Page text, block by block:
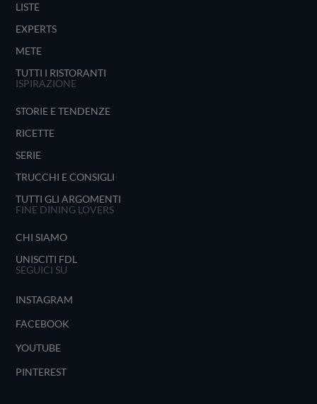
LISTE
EXPERTS
METE
TUTTI I RISTORANTI
ISPIRAZIONE
STORIE E TENDENZE
RICETTE
SERIE
TRUCCHI E CONSIGLI
TUTTI GLI ARGOMENTI
FINE DINING LOVERS
CHI SIAMO
UNISCITI FDL
SEGUICI SU
INSTAGRAM
FACEBOOK
YOUTUBE
PINTEREST